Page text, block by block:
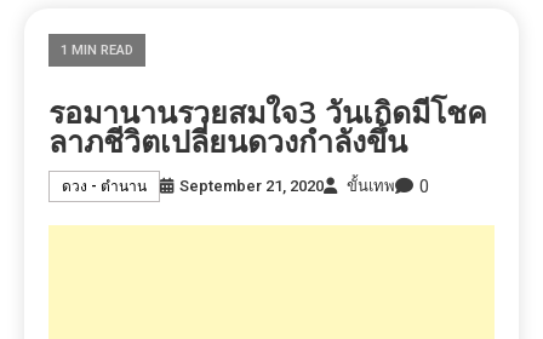
1 MIN READ
รอมานานรวยสมใจ3 วันเกิดมีโชค
ลาภชีวิตเปลี่ยนดวงกำลังขึ้น
ดวง - ตำนาน September 21, 2020 ขั้นเทพ 0